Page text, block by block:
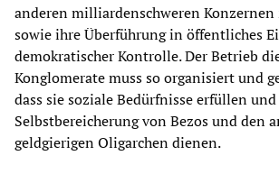
anderen milliardenschweren Konzernen
sowie ihre Überführung in öffentliches
demokratischer Kontrolle. Der Betrieb
Konglomerate muss so organisiert und
dass sie soziale Bedürfnisse erfüllen
Selbstbereicherung von Bezos und den
geldgierigen Oligarchen dienen.